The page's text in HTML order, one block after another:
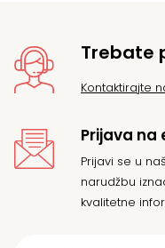
Trebate
Kontaktirajte
Prijava
Prijavi se u
narudžbu
kvalitetne